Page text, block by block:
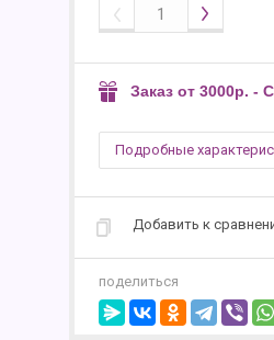
Заказ от 3000р. -
Подробные
Добавить к
поделиться